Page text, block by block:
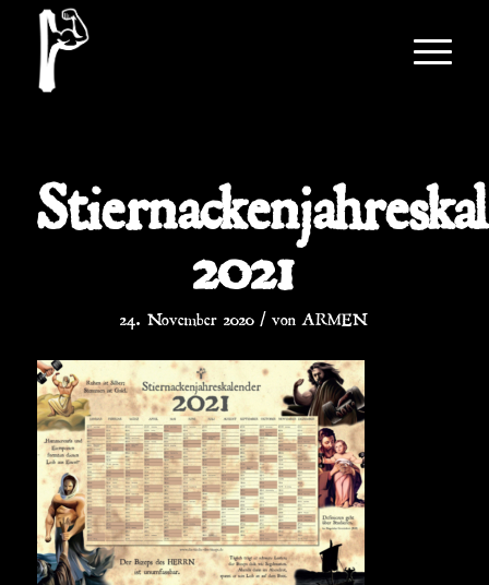
2021
24. November 2020 / ARMEN